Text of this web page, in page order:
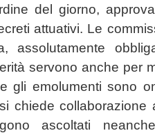
del giorno,
attuativi. Le
assolutamente
servono anche per
gli emolumenti sono
chiede collaborazione
ascoltati